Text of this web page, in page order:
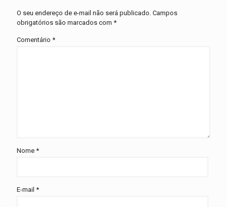
O seu endereço de e-mail não será publicado. Campos
obrigatórios são marcados com *
Comentário *
Nome *
E-mail *